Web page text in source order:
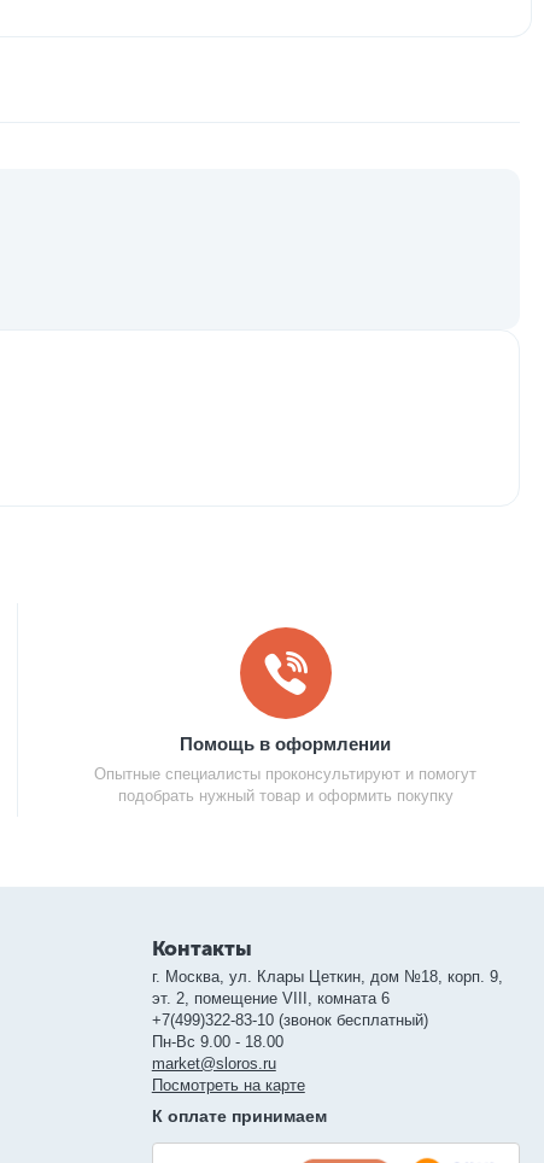
Помощь в оформлении
Опытные специалисты проконсультируют и помогут
подобрать нужный товар и оформить покупку
Контакты
г. Москва, ул. Клары Цеткин, дом №18, корп. 9,
эт. 2, помещение VIII, комната 6
+7(499)322-83-10 (звонок бесплатный)
Пн-Вс 9.00 - 18.00
market@sloros.ru
Посмотреть на карте
К оплате принимаем